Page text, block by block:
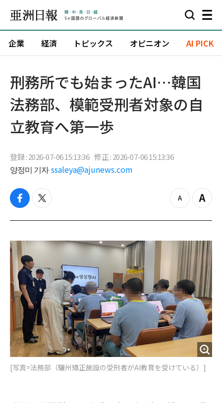
企業 経済 トピックス オピニオン AI PICK
刑務所でも始まったAI…韓国
法務部、模範受刑者対象の自
立教育へ第一歩
登録 : 2026-07-06 15:13:36 修正 : 2026-07-06 15:13:36
양정미 기자 ssaleya@ajunews.com
f
c
b
o
k
t
i
t
z
o
o
u
t
Z
o
i
n
[写真=法務部（驪州矯正施設の受刑者がAI教育を受けている）]